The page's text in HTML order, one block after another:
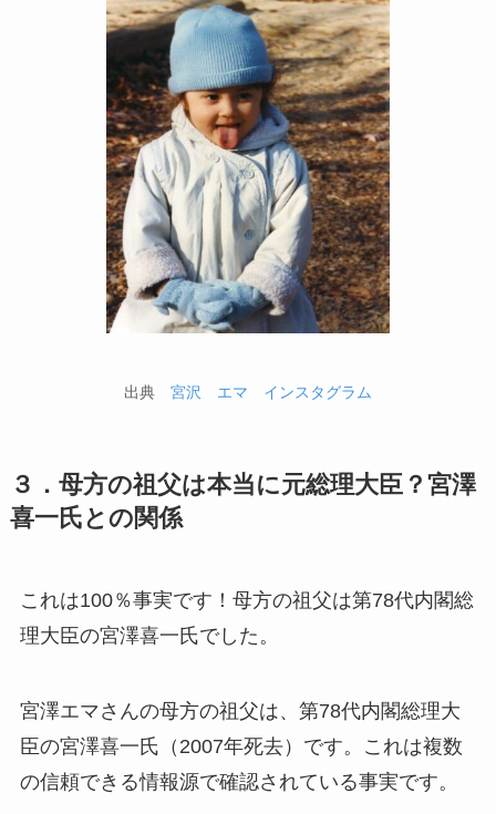
出典 宮沢 エマ インスタグラム
３．母方の祖父は本当に元総理大臣？宮澤
喜一氏との関係
これは100％事実です！母方の祖父は第78代内閣総
理大臣の宮澤喜一氏でした。
宮澤エマさんの母方の祖父は、第78代内閣総理大
臣の宮澤喜一氏（2007年死去）です。これは複数
の信頼できる情報源で確認されている事実です。